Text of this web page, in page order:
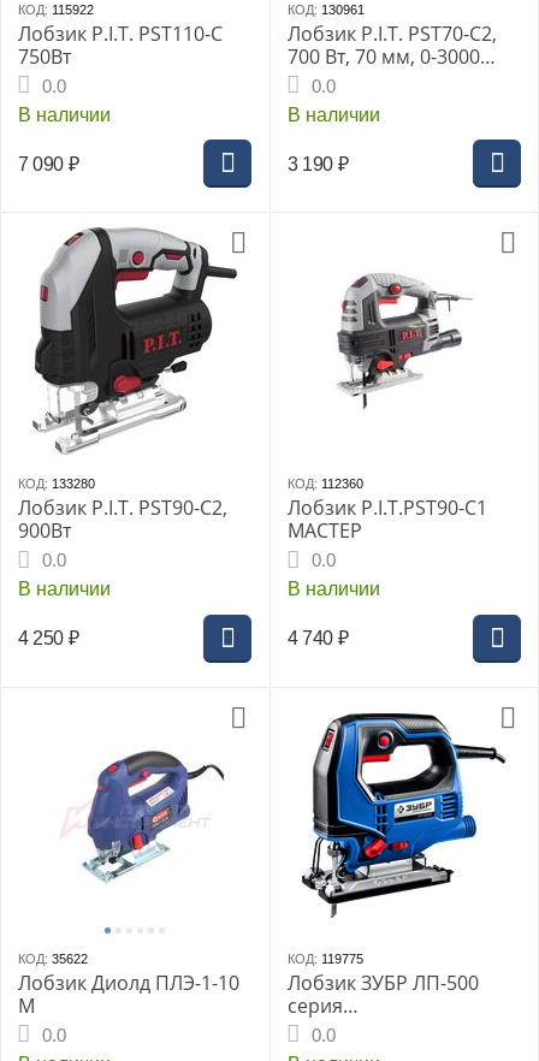
КОД: 115922
Лобзик P.I.T. PST110-C
750Вт
0.0
В наличии
7 090 ₽
КОД: 130961
Лобзик P.I.T. PST70-C2,
700 Вт, 70 мм, 0-3000
ход/мин, 3 реж,
быстрозажим
0.0
В наличии
3 190 ₽
КОД: 133280
Лобзик P.I.T. PST90-C2,
900Вт
0.0
В наличии
4 250 ₽
КОД: 112360
Лобзик P.I.T.PST90-C1
МАСТЕР
0.0
В наличии
4 740 ₽
КОД: 35622
Лобзик Диолд ПЛЭ-1-10
М
0.0
КОД: 119775
Лобзик ЗУБР ЛП-500
серия
«ПРОФЕССИОНАЛ»,
500Вт
0.0